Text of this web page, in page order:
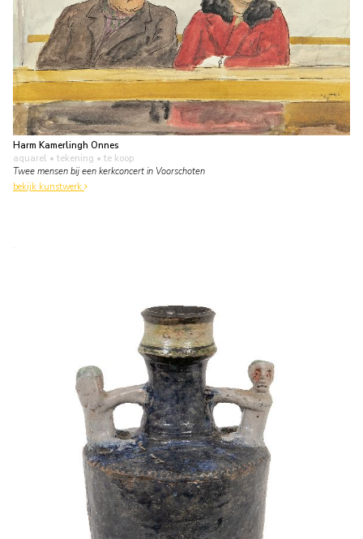
Harm Kamerlingh Onnes
aquarel • tekening • te koop
Twee mensen bij een kerkconcert in Voorschoten
bekijk kunstwerk